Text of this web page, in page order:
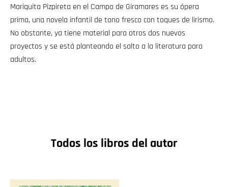
Mariquita Pizpireta en el Campo de Giramares es su ópera
prima, una novela infantil de tono fresco con toques de lirismo.
No obstante, ya tiene material para otros dos nuevos
proyectos y se está planteando el salto a la literatura para
adultos.
Todos los libros del autor